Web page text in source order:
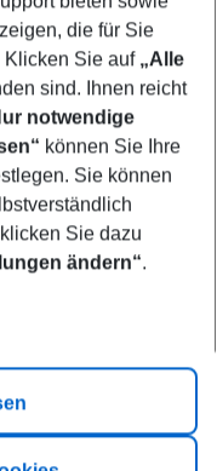
die für Sie
Klicken Sie auf „Alle
sind. Ihnen reicht
notwendige
können Sie Ihre
Sie können
Sie dazu
ändern“.